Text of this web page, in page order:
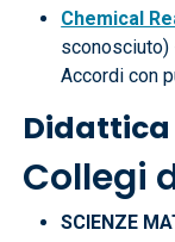
Chemical
Accordi con
Didattica
Collegi
SCIENZE